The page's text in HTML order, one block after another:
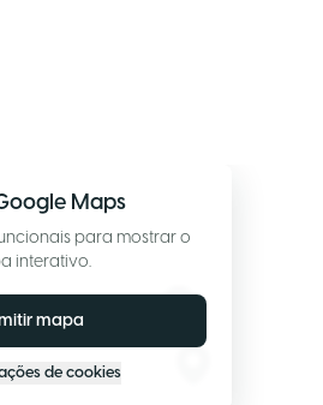
Maps
para mostrar o
interativo.
mapa
de cookies